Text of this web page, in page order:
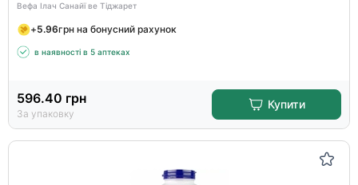
Вефа Ілач Санайї ве Тіджарет
+5.96грн на бонусний рахунок
в наявності в 5 аптеках
596.40 грн
За упаковку
Купити